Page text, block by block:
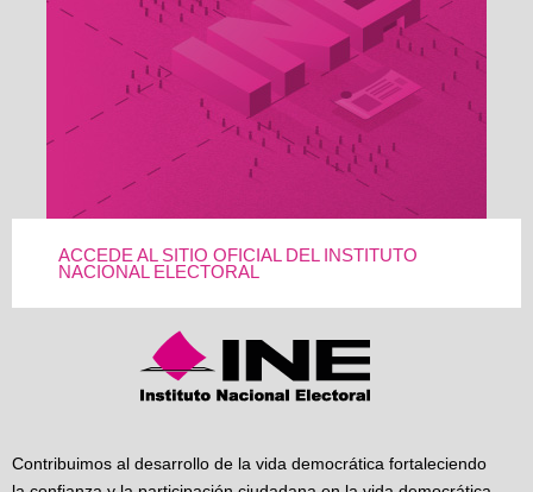
ACCEDE AL SITIO OFICIAL DEL INSTITUTO
NACIONAL ELECTORAL
Contribuimos al desarrollo de la vida democrática fortaleciendo